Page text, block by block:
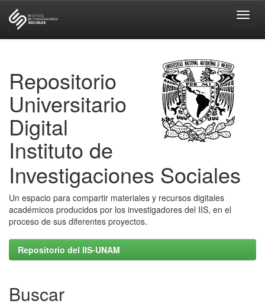
Repositorio
Universitario
Digital
Instituto de
Investigaciones Sociales
Un espacio para compartir materiales y recursos digitales
académicos producidos por los investigadores del IIS, en el
proceso de sus diferentes proyectos.
Repositorio del IIS-UNAM
Buscar